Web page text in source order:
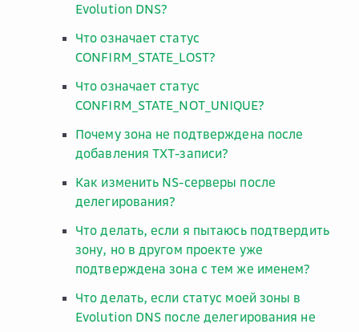
Evolution DNS?
Что означает статус
CONFIRM_STATE_LOST?
Что означает статус
CONFIRM_STATE_NOT_UNIQUE?
Почему зона не подтверждена после
добавления TXT-записи?
Как изменить NS-серверы после
делегирования?
Что делать, если я пытаюсь подтвердить
зону, но в другом проекте уже
подтверждена зона с тем же именем?
Что делать, если статус моей зоны в
Evolution DNS после делегирования не